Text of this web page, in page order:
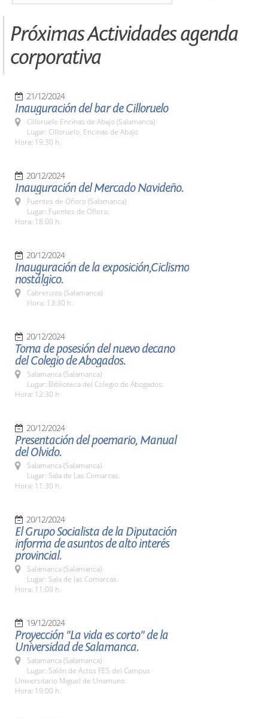
Próximas Actividades agenda
corporativa
21/12/2024
Inauguración del bar de Cilloruelo
Cilloruelo Encinas de Abajo (Salamanca)
Lugar: Cilloruelo, Encinas de Abajo
Hora: 19:30 h.
20/12/2024
Inauguración del Mercado Navideño.
Fuentes de Oñoro (Salamanca)
Lugar: Fuentes de Oñoro.
Hora: 18:00 h.
20/12/2024
Inauguración de la exposición,Ciclismo
nostálgico.
Cabrerizos (Salamanca)
Hora: 13:30 h.
20/12/2024
Toma de posesión del nuevo decano
del Colegio de Abogados.
Salamanca (Salamanca)
Lugar: Biblioteca del Colegio de Abogados.
Hora: 12:30 h
20/12/2024
Presentación del poemario, Manual
del Olvido.
Salamanca (Salamanca)
Lugar: Sala de Las Comarcas.
Hora: 11:30 h.
20/12/2024
El Grupo Socialista de la Diputación
informa de asuntos de alto interés
provincial.
Salamanca (Salamanca)
Lugar: Sala de las Comarcas.
Hora: 11:00 h.
19/12/2024
Proyección "La vida es corto" de la
Universidad de Salamanca.
Salamanca (Salamanca)
Lugar: Salón de Actos FES del Campus
Universitario Miguel de Unamuno.
Hora: 19:00 h.